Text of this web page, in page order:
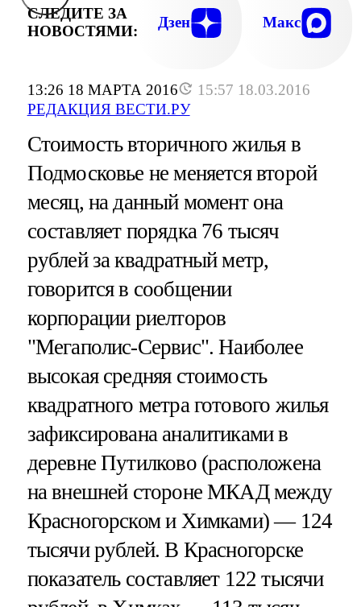
13:26 18 МАРТА 2016
15:57 18.03.2016
РЕДАКЦИЯ ВЕСТИ.РУ
СЛЕДИТЕ ЗА
НОВОСТЯМИ:
Дзен Макс
Стоимость вторичного жилья в
Подмосковье не меняется второй
месяц, на данный момент она
составляет порядка 76 тысяч
рублей за квадратный метр,
говорится в сообщении
корпорации риелторов
"Мегаполис-Сервис". Наиболее
высокая средняя стоимость
квадратного метра готового жилья
зафиксирована аналитиками в
деревне Путилково (расположена
на внешней стороне МКАД между
Красногорском и Химками) — 124
тысячи рублей. В Красногорске
показатель составляет 122 тысячи